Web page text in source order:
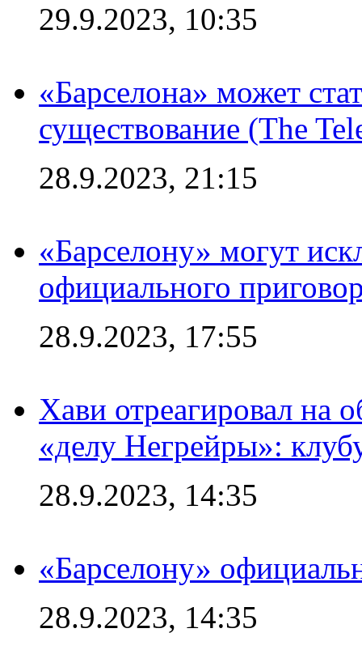
29.9.2023, 10:35
«Барселона» может
существование (The
28.9.2023, 21:15
«Барселону» могут
официального
28.9.2023, 17:55
Хави отреагировал на
«делу Негрейры»:
28.9.2023, 14:35
«Барселону»
28.9.2023, 14:35